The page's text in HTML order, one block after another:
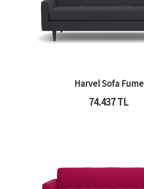
Harvel Sofa Fume
74.437TL